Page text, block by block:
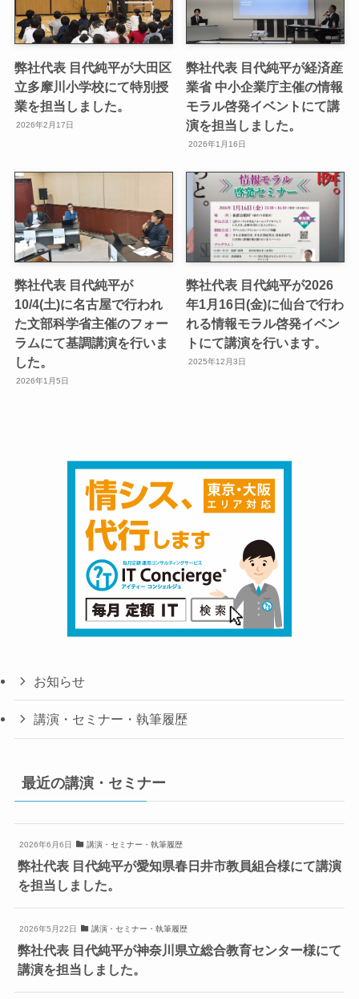
弊社代表 目代純平が大田区
立多摩川小学校にて特別授
業を担当しました。
2026年2月17日
弊社代表 目代純平が経済産
業省 中小企業庁主催の情報
モラル啓発イベントにて講
演を担当しました。
2026年1月16日
弊社代表 目代純平が
10/4(土)に名古屋で行われ
た文部科学省主催のフォー
ラムにて基調講演を行いま
した。
2026年1月5日
弊社代表 目代純平が2026
年1月16日(金)に仙台で行わ
れる情報モラル啓発イベン
トにて講演を行います。
2025年12月3日
お知らせ
講演・セミナー・執筆履歴
最近の講演・セミナー
2026年6月6日 講演・セミナー・執筆履歴
弊社代表 目代純平が愛知県春日井市教員組合様にて講演
を担当しました。
2026年5月22日 講演・セミナー・執筆履歴
弊社代表 目代純平が神奈川県立総合教育センター様にて
講演を担当しました。